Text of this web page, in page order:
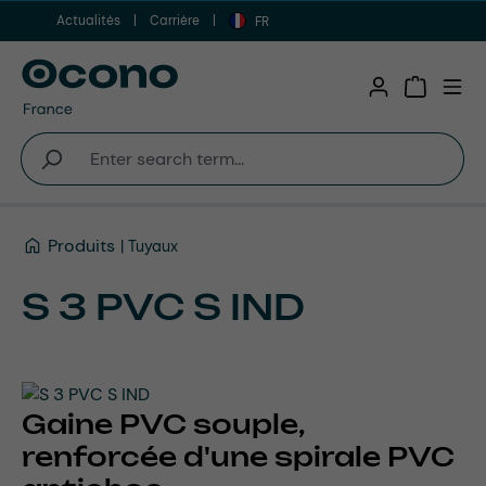
Aller au contenu principal
Actualités Carrière FR
Produits Tuyaux
S 3 PVC S IND
Gaine PVC souple,
renforcée d'une spirale PVC